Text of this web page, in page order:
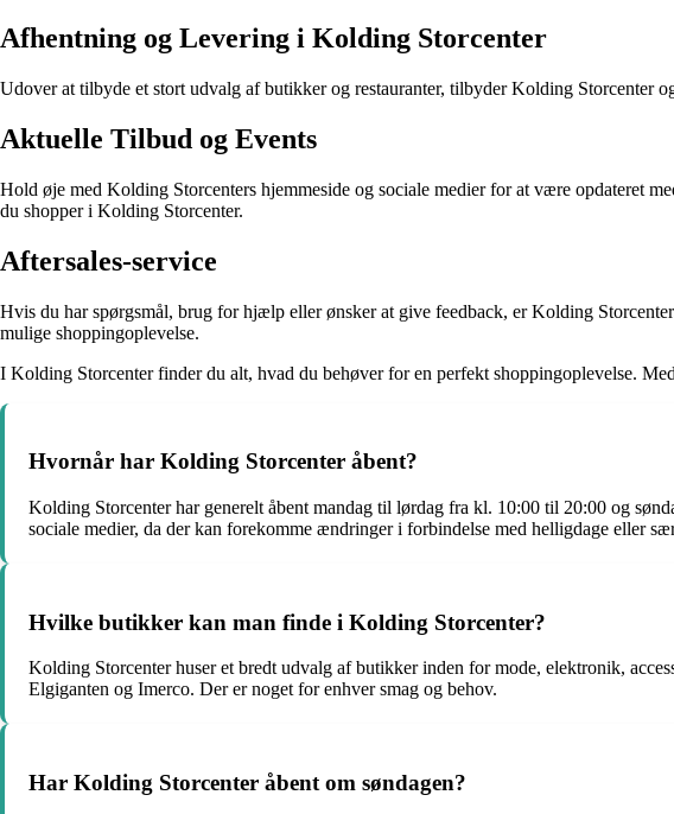
Afhentning og Levering i Kolding Storcenter
Udover at tilbyde et stort udvalg af butikker og restauranter, tilbyder Kolding Storcenter
Aktuelle Tilbud og Events
Hold øje med Kolding Storcenters hjemmeside og sociale medier for at være opdateret
du shopper i Kolding Storcenter.
Aftersales-service
Hvis du har spørgsmål, brug for hjælp eller ønsker at give feedback, er Kolding
mulige shoppingoplevelse.
I Kolding Storcenter finder du alt, hvad du behøver for en perfekt shoppingoplevelse.
Hvornår har Kolding Storcenter åbent?
Kolding Storcenter har generelt åbent mandag til lørdag fra kl. 10:00 til 20:00 og
sociale medier, da der kan forekomme ændringer i forbindelse med helligdage eller
Hvilke butikker kan man finde i Kolding Storcenter?
Kolding Storcenter huser et bredt udvalg af butikker inden for mode, elektronik,
Elgiganten og Imerco. Der er noget for enhver smag og behov.
Har Kolding Storcenter åbent om søndagen?